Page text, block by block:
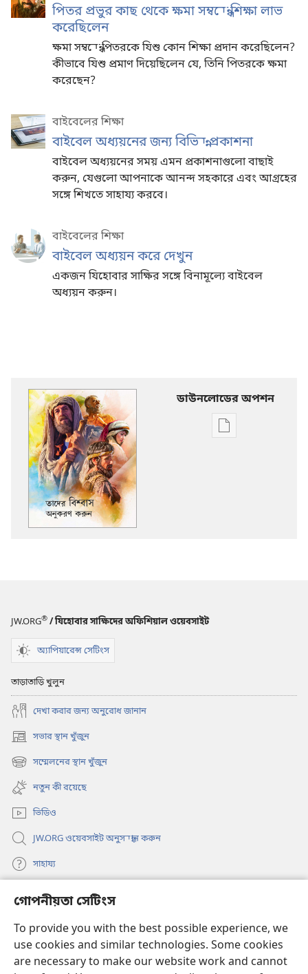
গোপনীয়তা সেটিংস
To provide you with the best possible experience, we
use cookies and similar technologies. Some cookies
are necessary to make our website work and cannot
পিতর প্রভুর কাছ থেকে ক্ষমা সম্বন্ধে শিক্ষা লাভ
করেছিলেন
ক্ষমা সম্বন্ধে পিতরকে যিশু কোন শিক্ষা প্রদান করেছিলেন?
কীভাবে যিশু প্রমাণ দিয়েছিলেন যে, তিনি পিতরকে ক্ষমা
করেছেন?
বাইবেলের শিক্ষা
বাইবেল অধ্যয়নের জন্য বিভিন্ন প্রকাশনা
বাইবেল অধ্যয়নের সময় এমন প্রকাশনাগুলো বাছাই
করুন, যেগুলো আপনাকে আনন্দ সহকারে এবং আগ্রহের
সঙ্গে শিখতে সাহায্য করবে।
বাইবেলের শিক্ষা
বাইবেল অধ্যয়ন করে দেখুন
একজন যিহোবার সাক্ষির সঙ্গে বিনামূল্যে বাইবেল
অধ্যয়ন করুন।
ডাউনলোডের অপশন
ডিজিটাল
JW.ORG® / যিহোবার সাক্ষিদের অফিশিয়াল ওয়েবসাইট
অ্যাপিয়ারেন্স সেটিংস
তাড়াতাড়ি খুলুন
দেখা করার জন্য অনুরোধ জানান
সভার স্থান খুঁজুন
(opens
new
window)
সম্মেলনের স্থান খুঁজুন
(opens
new
window)
নতুন কী রয়েছে
ভিডিও
JW.ORG ওয়েবসাইট অনুসন্ধান করুন
সাহায্য
দান
(opens
window)
ওয়াচটাওয়ার অনলাইন লাইব্রেরি
(opens
new
window)
®